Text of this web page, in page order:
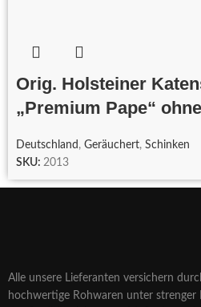
Orig. Holsteiner
„Premium Pape“
Deutschland , Geräuchert, Schinken
SKU: 2013
Alle unsere Lieferanten versichern
hochwertige Rohwaren unter strenger